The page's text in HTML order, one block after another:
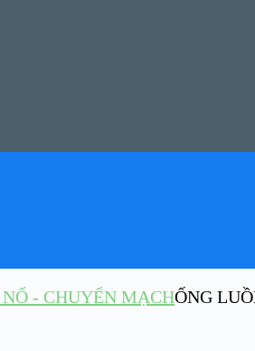
- CHUYỂN MẠCHỐNG